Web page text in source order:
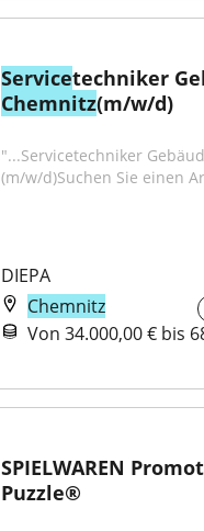
Service
Chemnitz(m/w/d)
"...Servicetechniker
(m/w/d)Suchen Sie einen
DIEPA
Chemnitz
Von 34.000,00 € bis
SPIELWAREN
Puzzle®